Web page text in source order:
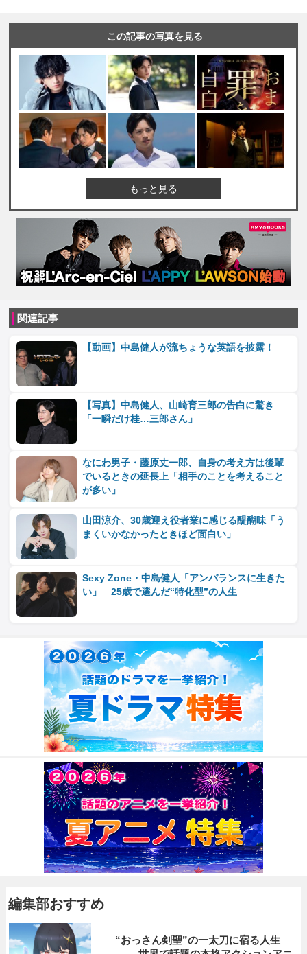
この記事の写真を見る
もっと見る
関連記事
【動画】中島健人が流ちょうな英語を披露！
【写真】中島健人、山崎育三郎の告白に驚き
「一瞬だけ桂…三郎さん」
なにわ男子・藤原丈一郎、自身の考え方は後輩
でいるときの延長上「相手のことを考えること
が多い」
山田涼介、30歳迎え役者業に感じる醍醐味「う
まくいかなかったときほど面白い」
Sexy Zone・中島健人「アンバランスに生きた
い」 25歳で選んだ“特化型”の人生
編集部おすすめ
“おっさん剣聖”の一太刀に宿る人生